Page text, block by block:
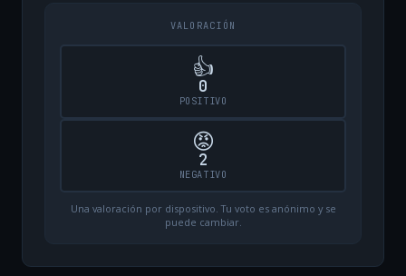
VALORACIÓN
👍
0
POSITIVO
😡
2
NEGATIVO
Una valoración por dispositivo. Tu voto es anónimo y se
puede cambiar.